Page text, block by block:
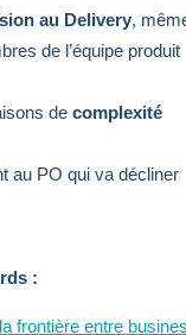
au Delivery,
de l’équipe produit
de complexité
au PO qui va décliner
:
frontière entre